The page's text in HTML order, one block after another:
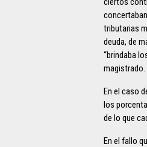
tributarias
deuda, de
“brindaba
magistrado.
En el caso
los
de lo que
En el fallo